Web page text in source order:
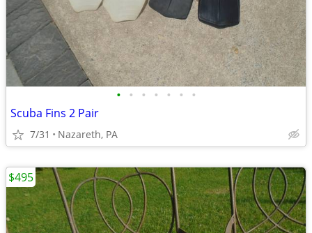
• • • • • • •
Scuba Fins 2 Pair
7/31 Nazareth, PA
$495